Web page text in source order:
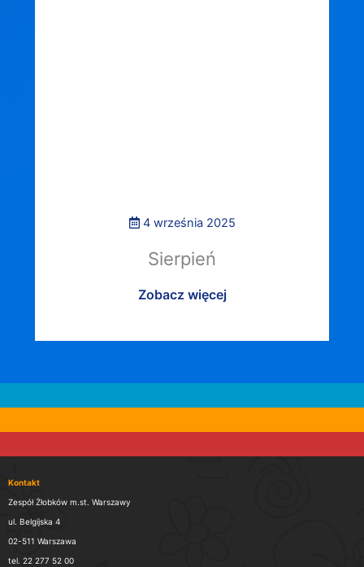
4 września 2025
Sierpień
Zobacz więcej
Kontakt
Zespół Żłobków m.st. Warszawy
ul. Belgijska 4
02-511 Warszawa
tel. 22 277 52 00